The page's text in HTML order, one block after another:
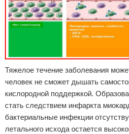
Тяжелое течение заболевания
человек не сможет дышать
кислородной поддержкой.
стать следствием инфаркта
бактериальные инфекции
летального исхода остается